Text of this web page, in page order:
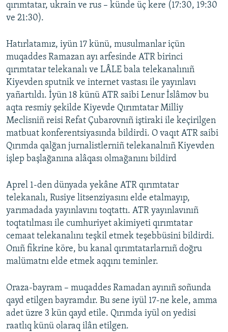
qırımtatar, ukrain ve rus – künde üç kere (17:30, 19:30
ve 21:30).
Hatırlatamız, iyün 17 künü, musulmanlar içün
muqaddes Ramazan ayı arfesinde ATR birinci
qırımtatar telekanalı ve LÂLE bala telekanalınıñ
Kiyevden sputnik ve internet vastası ile yayınlavı
yañartıldı. İyün 18 künü ATR saibi Lenur İslâmov bu
aqta resmiy şekilde Kiyevde Qırımtatar Milliy
Meclisniñ reisi Refat Çubarovnıñ iştiraki ile keçirilgen
matbuat konferentsiyasında bildirdi. O vaqıt ATR saibi
Qırımda qalğan jurnalistlerniñ telekanalnıñ Kiyevden
işlep başlağanına alâqası olmağanını bildird
Aprel 1-den dünyada yekâne ATR qırımtatar
telekanalı, Rusiye litsenziyasını elde etalmayıp,
yarımadada yayınlavını toqtattı. ATR yayınlavınıñ
toqtatılması ile cumhuriyet akimiyeti qırımtatar
cemaat telekanalını teşkil etmek teşebbüsini bildirdi.
Onıñ fikrine köre, bu kanal qırımtatarlarnıñ doğru
malümatnı elde etmek aqqını teminler.
Oraza-bayram – muqaddes Ramadan ayınıñ soñunda
qayd etilgen bayramdır. Bu sene iyül 17-ne kele, amma
adet üzre 3 kün qayd etile. Qırımda iyül on yedisi
raatlıq künü olaraq ilân etilgen.